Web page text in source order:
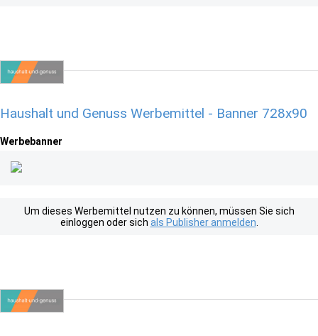
Haushalt und Genuss Werbemittel - Banner 728x90
Werbebanner
Um dieses Werbemittel nutzen zu können, müssen Sie sich
einloggen oder sich als Publisher anmelden